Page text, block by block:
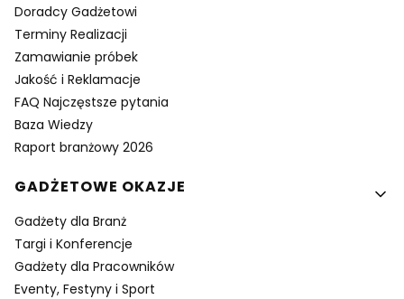
Doradcy Gadżetowi
Terminy Realizacji
Zamawianie próbek
Jakość i Reklamacje
FAQ Najczęstsze pytania
Baza Wiedzy
Raport branżowy 2026
GADŻETOWE OKAZJE
Gadżety dla Branż
Targi i Konferencje
Gadżety dla Pracowników
Eventy, Festyny i Sport